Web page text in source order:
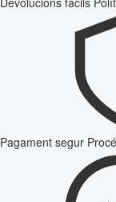
Pagament segur